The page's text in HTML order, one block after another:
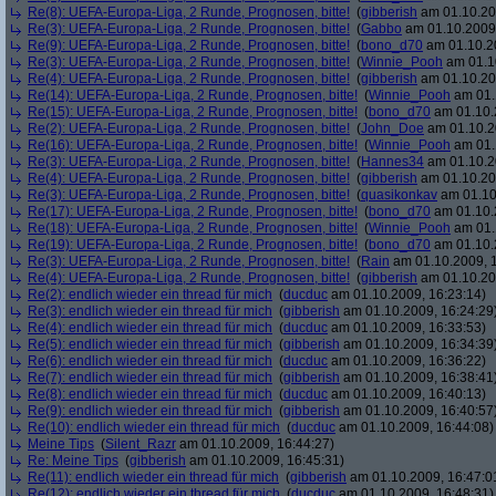
Re(8): UEFA-Europa-Liga, 2 Runde, Prognosen, bitte! (gibberish am
Re(3): UEFA-Europa-Liga, 2 Runde, Prognosen, bitte! (Gabbo am
Re(9): UEFA-Europa-Liga, 2 Runde, Prognosen, bitte! (bono_d70 am
Re(3): UEFA-Europa-Liga, 2 Runde, Prognosen, bitte! (Winnie_Pooh am
Re(4): UEFA-Europa-Liga, 2 Runde, Prognosen, bitte! (gibberish am
Re(14): UEFA-Europa-Liga, 2 Runde, Prognosen, bitte! (Winnie_Pooh am
Re(15): UEFA-Europa-Liga, 2 Runde, Prognosen, bitte! (bono_d70 am
Re(2): UEFA-Europa-Liga, 2 Runde, Prognosen, bitte! (John_Doe am
Re(16): UEFA-Europa-Liga, 2 Runde, Prognosen, bitte! (Winnie_Pooh am
Re(3): UEFA-Europa-Liga, 2 Runde, Prognosen, bitte! (Hannes34 am
Re(4): UEFA-Europa-Liga, 2 Runde, Prognosen, bitte! (gibberish am
Re(3): UEFA-Europa-Liga, 2 Runde, Prognosen, bitte! (quasikonkav am
Re(17): UEFA-Europa-Liga, 2 Runde, Prognosen, bitte! (bono_d70 am
Re(18): UEFA-Europa-Liga, 2 Runde, Prognosen, bitte! (Winnie_Pooh am
Re(19): UEFA-Europa-Liga, 2 Runde, Prognosen, bitte! (bono_d70 am
Re(3): UEFA-Europa-Liga, 2 Runde, Prognosen, bitte! (Rain am 01.10.2009,
Re(4): UEFA-Europa-Liga, 2 Runde, Prognosen, bitte! (gibberish am
Re(2): endlich wieder ein thread für mich (ducduc am 01.10.2009, 16:23:14)
Re(3): endlich wieder ein thread für mich (gibberish am 01.10.2009,
Re(4): endlich wieder ein thread für mich (ducduc am 01.10.2009, 16:33:53)
Re(5): endlich wieder ein thread für mich (gibberish am 01.10.2009,
Re(6): endlich wieder ein thread für mich (ducduc am 01.10.2009, 16:36:22)
Re(7): endlich wieder ein thread für mich (gibberish am 01.10.2009,
Re(8): endlich wieder ein thread für mich (ducduc am 01.10.2009, 16:40:13)
Re(9): endlich wieder ein thread für mich (gibberish am 01.10.2009,
Re(10): endlich wieder ein thread für mich (ducduc am 01.10.2009, 16:44:08)
Meine Tips (Silent_Razr am 01.10.2009, 16:44:27)
Re: Meine Tips (gibberish am 01.10.2009, 16:45:31)
Re(11): endlich wieder ein thread für mich (gibberish am 01.10.2009,